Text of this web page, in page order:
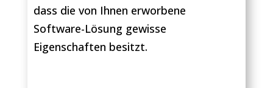
dass die von Ihnen erworbene
Software-Lösung gewisse
Eigenschaften besitzt.